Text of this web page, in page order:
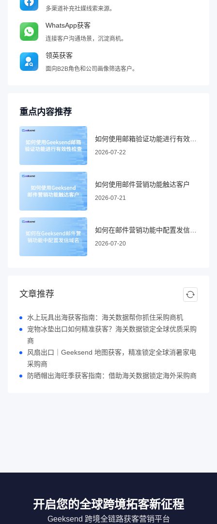
多渠道补充社媒线索来源。
WhatsApp获客
连接客户沟通场景，沉淀商机。
领英获客
面向B2B角色和公司画像筛选客户。
重点内容推荐
2026-07-22
如何使用邮件营销功能触达客户
2026-07-21
2026-07-20
文章推荐
水上玩具出海获客指南：海关数据帮你抓住采购商机
宠物冰垫出口如何精准获客？海关数据锁定全球优质采购
商
风扇出口｜Geeksend 地图获客，精准锁定全球消暑家电
采购商
防晒帽出海旺季获客指南：借助海关数据锁定海外采购商
开启您的全球跨境拓客新征程
Geeksend 跨境全链路获客营销平台